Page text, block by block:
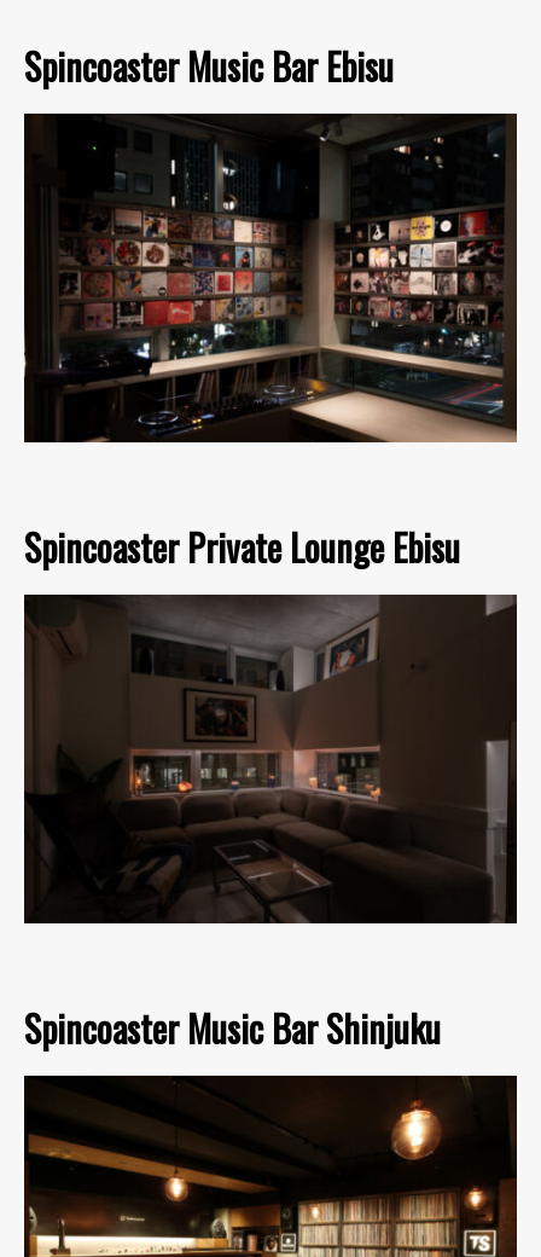
Spincoaster Music Bar Ebisu
Spincoaster Private Lounge Ebisu
Spincoaster Music Bar Shinjuku